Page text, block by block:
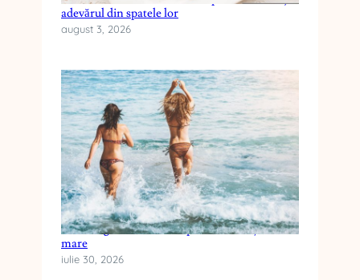
adevărul din spatele lor
august 3, 2026
Cum alegi crema cu SPF pentru vacanța la
mare
iulie 30, 2026